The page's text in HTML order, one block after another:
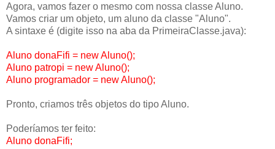
Agora, vamos fazer o mesmo com nossa classe Aluno.
Vamos criar um objeto, um aluno da classe "Aluno".
A sintaxe é (digite isso na aba da PrimeiraClasse.java):
Aluno donaFifi = new Aluno();
Aluno patropi = new Aluno();
Aluno programador = new Aluno();
Pronto, criamos três objetos do tipo Aluno.
Poderíamos ter feito:
Aluno donaFifi;